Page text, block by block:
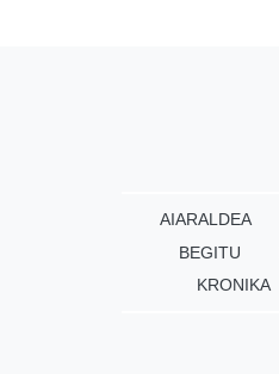
AIARALDEA
BEGITU
KRONIKA